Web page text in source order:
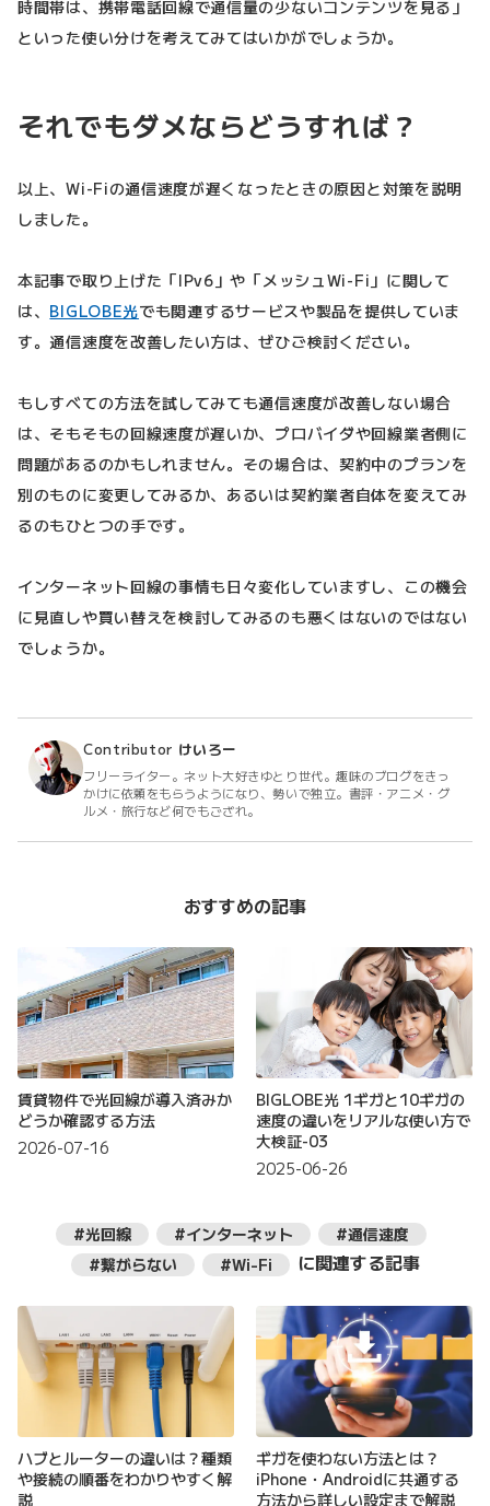
時間帯は、携帯電話回線で通信量の少ないコンテンツを見る」
といった使い分けを考えてみてはいかがでしょうか。
それでもダメならどうすれば？
以上、Wi-Fiの通信速度が遅くなったときの原因と対策を説明
しました。
本記事で取り上げた「IPv6」や「メッシュWi-Fi」に関して
は、 BIGLOBE光でも関連するサービスや製品を提供していま
す。通信速度を改善したい方は、ぜひご検討ください。
もしすべての方法を試してみても通信速度が改善しない場合
は、そもそもの回線速度が遅いか、プロバイダや回線業者側に
問題があるのかもしれません。その場合は、契約中のプランを
別のものに変更してみるか、あるいは契約業者自体を変えてみ
るのもひとつの手です。
インターネット回線の事情も日々変化していますし、この機会
に見直しや買い替えを検討してみるのも悪くはないのではない
でしょうか。
Contributor けいろー
フリーライター。ネット大好きゆとり世代。趣味のブログをきっ
かけに依頼をもらうようになり、勢いで独立。書評・アニメ・グ
ルメ・旅行など何でもござれ。
おすすめの記事
賃貸物件で光回線が導入済みか
どうか確認する方法
2026-07-16
BIGLOBE光 1ギガと10ギガの
速度の違いをリアルな使い方で
大検証-03
2025-06-26
#光回線 #インターネット
#通信速度
#繋がらない
#Wi-Fi に関連する記事
ハブとルーターの違いは？種類
や接続の順番をわかりやすく解
説
ギガを使わない方法とは？
iPhone・Androidに共通する
方法から詳しい設定まで解説